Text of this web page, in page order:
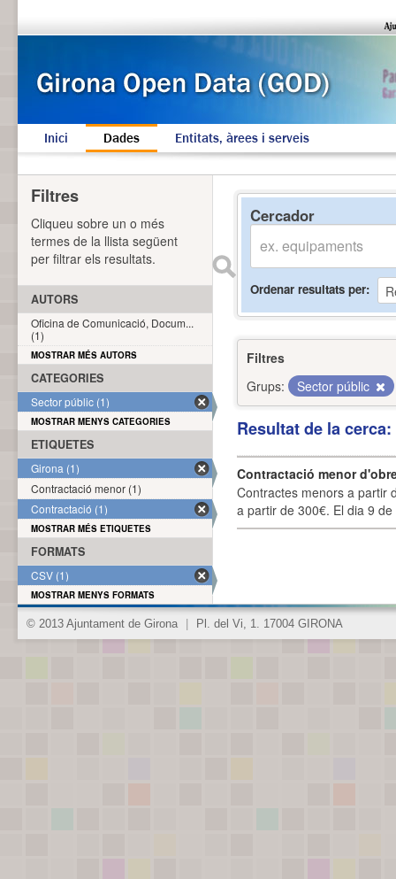
Inici Dades Entitats, àrees i serveis
Cercador
Ordenar resultats per
Filtres
Grups:
Sector públic
Resultat de la
Contractació menor
Contractes menors a partir
a partir de 300€. El dia 9
Filtres
Cliqueu sobre un o més
termes de la llista següent
per filtrar els resultats.
AUTORS
Oficina de Comunicació, Docum...
(1)
MOSTRAR MÉS AUTORS
CATEGORIES
Sector públic (1)
MOSTRAR MENYS CATEGORIES
ETIQUETES
Girona (1)
Contractació menor (1)
Contractació (1)
MOSTRAR MÉS ETIQUETES
FORMATS
CSV (1)
MOSTRAR MENYS FORMATS
© 2013 Ajuntament de Girona Pl. del Vi, 1. 17004 GIRONA